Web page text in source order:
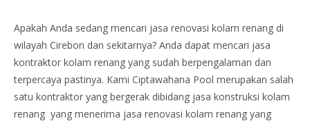
Apakah Anda sedang mencari jasa renovasi kolam renang di
wilayah Cirebon dan sekitarnya? Anda dapat mencari jasa
kontraktor kolam renang yang sudah berpengalaman dan
terpercaya pastinya. Kami Ciptawahana Pool merupakan salah
satu kontraktor yang bergerak dibidang jasa konstruksi kolam
renang yang menerima jasa renovasi kolam renang yang